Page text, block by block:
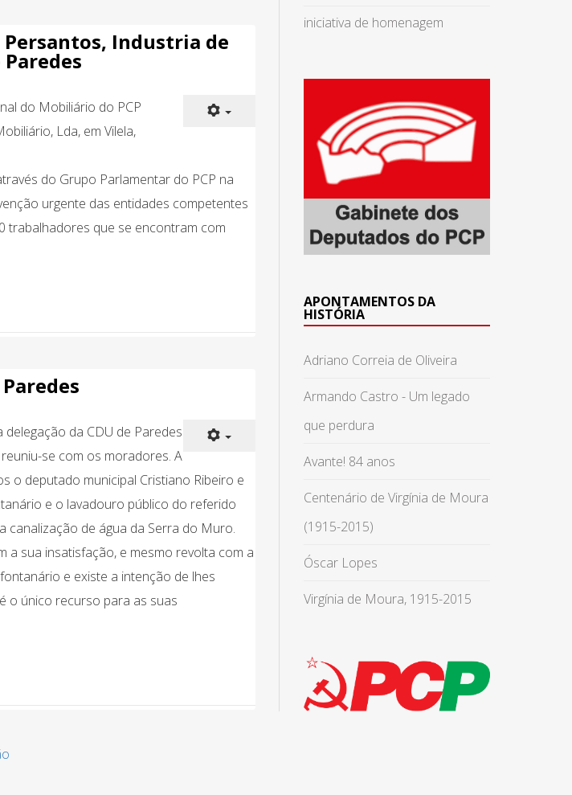
Industria de
do Mobiliário do PCP
Lda, em Vilela,
do Grupo Parlamentar do PCP na
urgente das entidades competentes
trabalhadores que se encontram com
da CDU de Paredes
se com os moradores. A
o deputado municipal Cristiano Ribeiro e
e o lavadouro público do referido
de água da Serra do Muro.
a sua insatisfação, e mesmo revolta com a
e existe a intenção de lhes
o único recurso para as suas
iniciativa de homenagem
APONTAMENTOS DA
HISTÓRIA
Adriano Correia de Oliveira
Armando Castro - Um legado
que perdura
Avante! 84 anos
Centenário de Virgínia de Moura
(1915-2015)
Óscar Lopes
Virgínia de Moura, 1915-2015